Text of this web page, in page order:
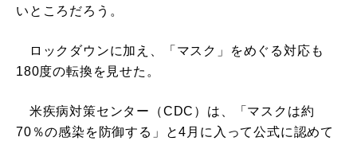
いところだろう。
ロックダウンに加え、「マスク」をめぐる対応も
180度の転換を見せた。
米疾病対策センター（CDC）は、「マスクは約
70％の感染を防御する」と4月に入って公式に認めて